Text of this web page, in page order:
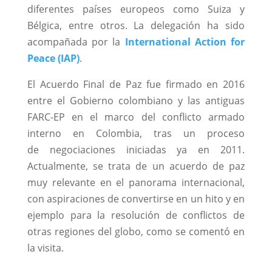
diferentes países europeos como Suiza y
Bélgica, entre otros. La delegación ha sido
acompañada por la International Action for
Peace (IAP).
El Acuerdo Final de Paz fue firmado en 2016
entre el Gobierno colombiano y las antiguas
FARC-EP en el marco del conflicto armado
interno en Colombia, tras un proceso
de negociaciones iniciadas ya en 2011.
Actualmente, se trata de un acuerdo de paz
muy relevante en el panorama internacional,
con aspiraciones de convertirse en un hito y en
ejemplo para la resolución de conflictos de
otras regiones del globo, como se comentó en
la visita.